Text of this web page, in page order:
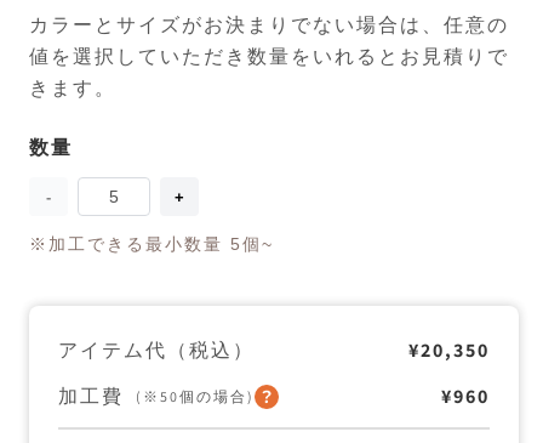
カラーとサイズがお決まりでない場合は、任意の
値を選択していただき数量をいれるとお見積りで
きます。
数
数量
GOT
Daypack
量
減
す
GOT
Daypack
量
増
す
※加工できる最小数量 5個~
アイテム代（税込）
¥20,350
加工費
(※50個の場合) ¥960